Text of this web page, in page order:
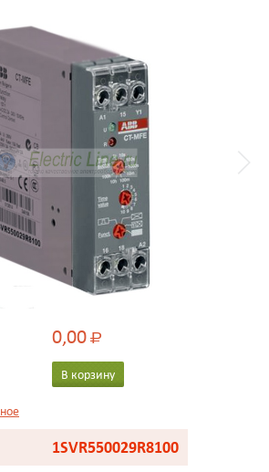
0,00Р
В корзину
1SVR550029R8100